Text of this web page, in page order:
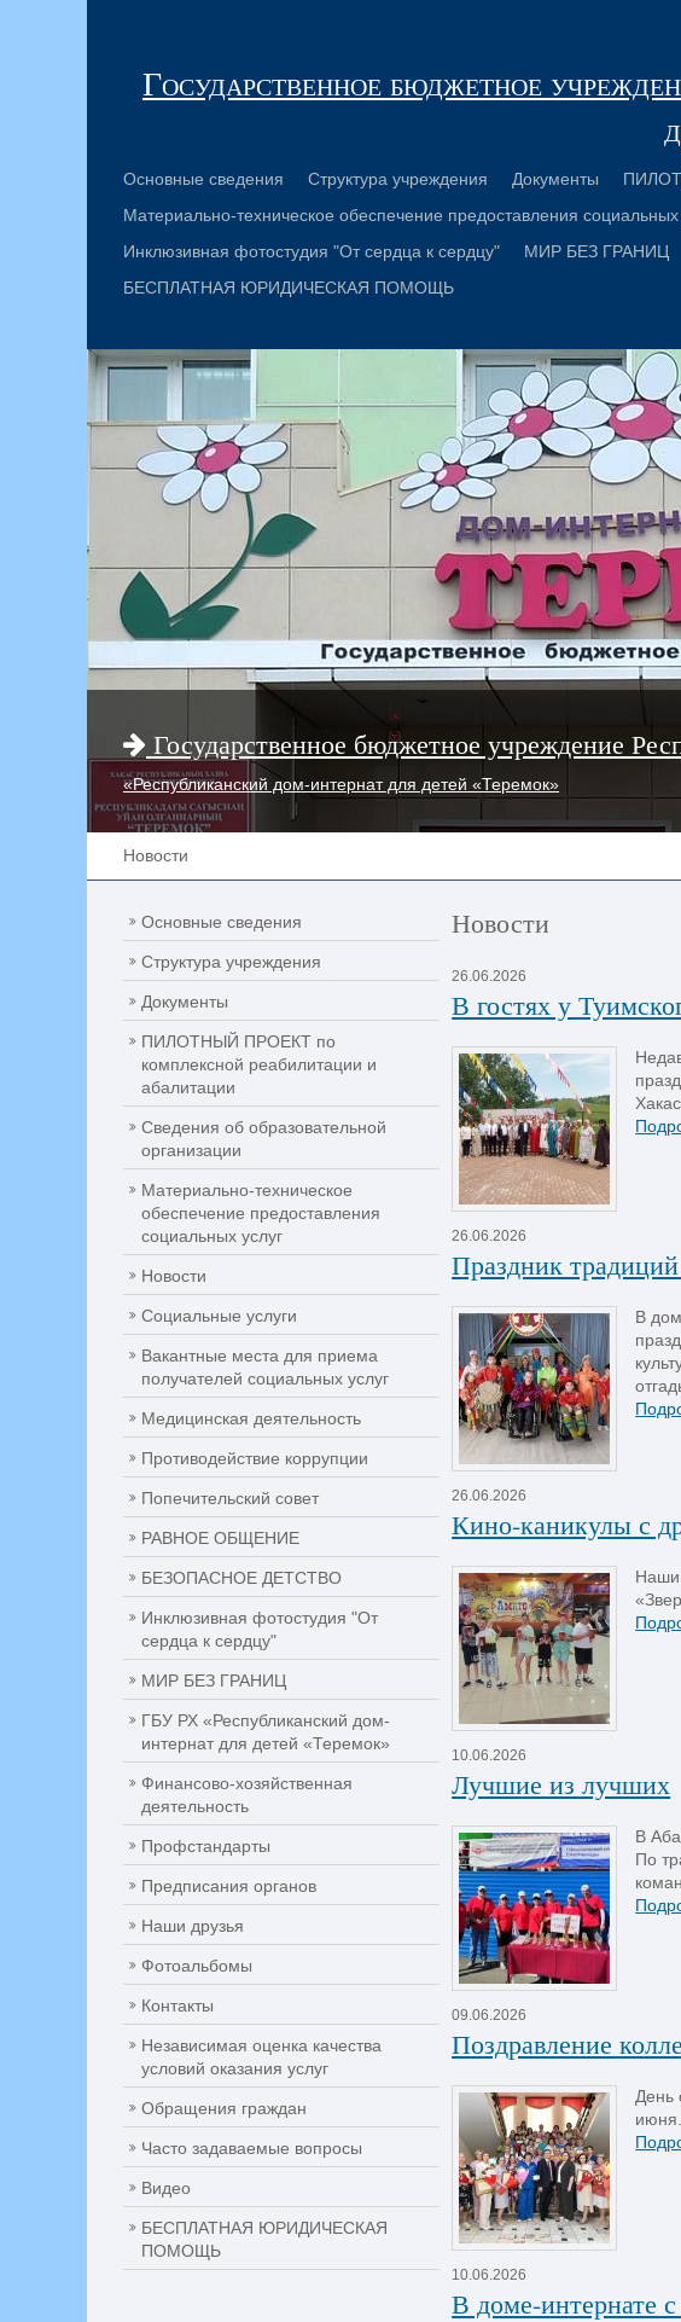
Государственное бюджетное
Основные сведения Структура учреждения Документы
Материально-техническое обеспечение предоставления социальных
Инклюзивная фотостудия "От сердца к сердцу"
МИР БЕЗ ГРАНИЦ
БЕСПЛАТНАЯ ЮРИДИЧЕСКАЯ ПОМОЩЬ
Государственное бюджетное учреждение
«Республиканский дом-интернат для детей «Теремок»
Новости
Основные сведения
Структура учреждения
Документы
ПИЛОТНЫЙ ПРОЕКТ по
комплексной реабилитации и
абалитации
Сведения об образовательной
организации
Материально-техническое
обеспечение предоставления
социальных услуг
Новости
Социальные услуги
Вакантные места для приема
получателей социальных услуг
Медицинская деятельность
Противодействие коррупции
Попечительский совет
РАВНОЕ ОБЩЕНИЕ
БЕЗОПАСНОЕ ДЕТСТВО
Инклюзивная фотостудия "От
сердца к сердцу"
МИР БЕЗ ГРАНИЦ
ГБУ РХ «Республиканский дом-
интернат для детей «Теремок»
Финансово-хозяйственная
деятельность
Профстандарты
Предписания органов
Наши друзья
Фотоальбомы
Контакты
Независимая оценка качества
условий оказания услуг
Обращения граждан
Часто задаваемые вопросы
Видео
БЕСПЛАТНАЯ ЮРИДИЧЕСКАЯ
ПОМОЩЬ
Новости
26.06.2026
В гостях у
26.06.2026
Праздник
В
26.06.2026
Кино-каникулы с
Наши
10.06.2026
Лучшие из лучших
В
По
09.06.2026
Поздравление
День
10.06.2026
В доме-интернате